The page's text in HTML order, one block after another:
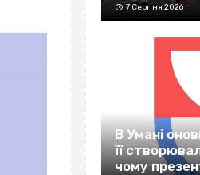
7 Серпня 2026
В Умані
її
чому